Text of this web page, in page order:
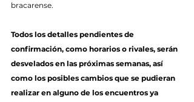
bracarense.
Todos los detalles pendientes de
confirmación, como horarios o rivales, serán
desvelados en las próximas semanas, así
como los posibles cambios que se pudieran
realizar en alguno de los encuentros ya